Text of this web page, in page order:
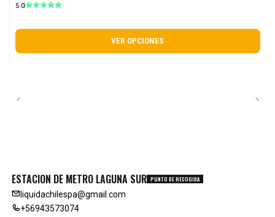
5.0
VER OPCIONES
ESTACION DE METRO LAGUNA SUR PUNTO DE RECOGIDA
liquidachilespa@gmail.com
+56943573074